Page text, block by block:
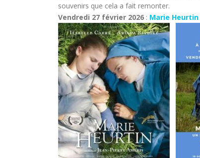
souvenirs que cela a fait remonter.
Vendredi 27 février 2026 : Marie Heurtin